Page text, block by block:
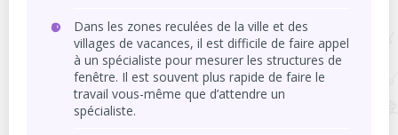
Dans les zones reculées de la ville et des
villages de vacances, il est difficile de faire appel
à un spécialiste pour mesurer les structures de
fenêtre. Il est souvent plus rapide de faire le
travail vous-même que d’attendre un
spécialiste.